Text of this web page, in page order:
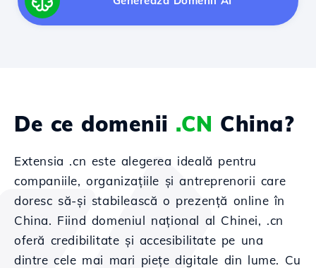
De ce domenii .CN China?
Extensia .cn este alegerea ideală pentru
companiile, organizațiile și antreprenorii care
doresc să-și stabilească o prezență online în
China. Fiind domeniul național al Chinei, .cn
oferă credibilitate și accesibilitate pe una
dintre cele mai mari piețe digitale din lume. Cu